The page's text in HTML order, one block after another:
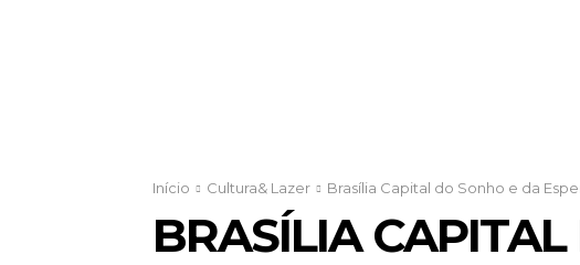
Início Cultura& Lazer Brasília Capital do Sonho e da
BRASÍLIA